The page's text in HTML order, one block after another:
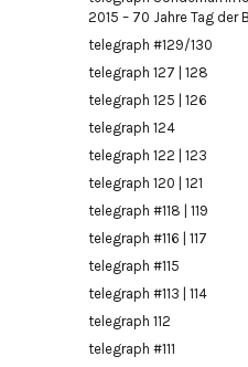
2015 – 70 Jahre Tag der
telegraph #129/130
telegraph 127 | 128
telegraph 125 | 126
telegraph 124
telegraph 122 | 123
telegraph 120 | 121
telegraph #118 | 119
telegraph #116 | 117
telegraph #115
telegraph #113 | 114
telegraph 112
telegraph #111